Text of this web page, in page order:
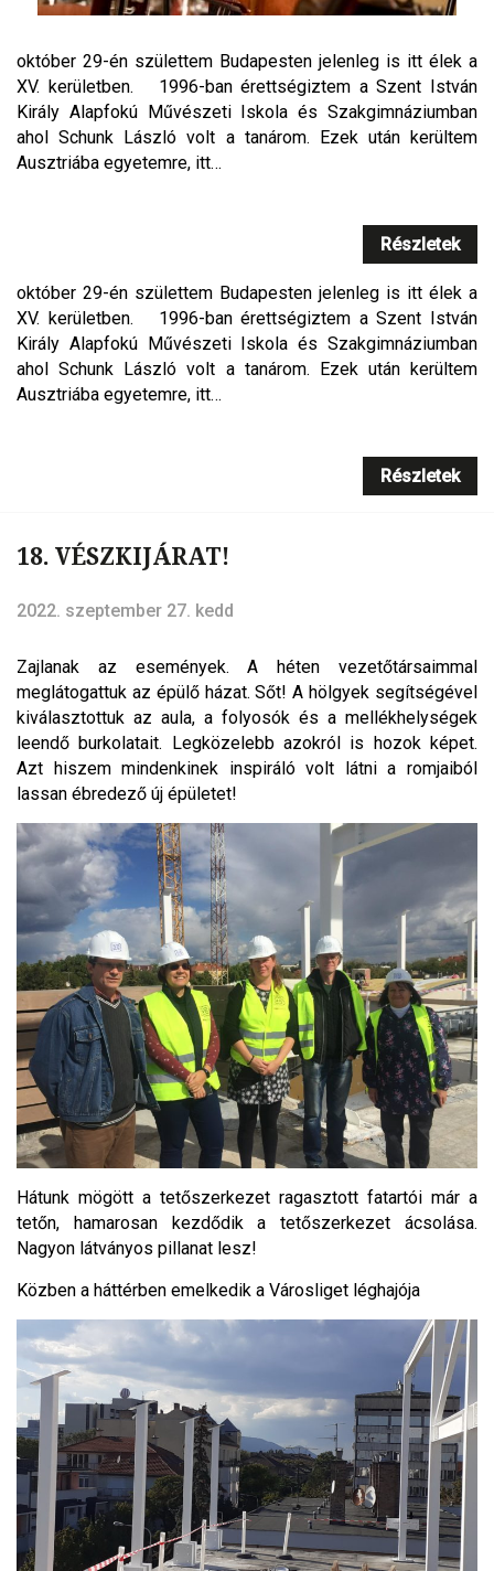
október 29-én születtem Budapesten jelenleg is itt élek a
XV. kerületben. 1996-ban érettségiztem a Szent István
Király Alapfokú Művészeti Iskola és Szakgimnáziumban
ahol Schunk László volt a tanárom. Ezek után kerültem
Ausztriába egyetemre, itt…
Részletek
október 29-én születtem Budapesten jelenleg is itt élek a
XV. kerületben. 1996-ban érettségiztem a Szent István
Király Alapfokú Művészeti Iskola és Szakgimnáziumban
ahol Schunk László volt a tanárom. Ezek után kerültem
Ausztriába egyetemre, itt…
Részletek
18. VÉSZKIJÁRAT!
2022. szeptember 27. kedd
Zajlanak az események. A héten vezetőtársaimmal
meglátogattuk az épülő házat. Sőt! A hölgyek segítségével
kiválasztottuk az aula, a folyosók és a mellékhelységek
leendő burkolatait. Legközelebb azokról is hozok képet.
Azt hiszem mindenkinek inspiráló volt látni a romjaiból
lassan ébredező új épületet!
Hátunk mögött a tetőszerkezet ragasztott fatartói már a
tetőn, hamarosan kezdődik a tetőszerkezet ácsolása.
Nagyon látványos pillanat lesz!
Közben a háttérben emelkedik a Városliget léghajója